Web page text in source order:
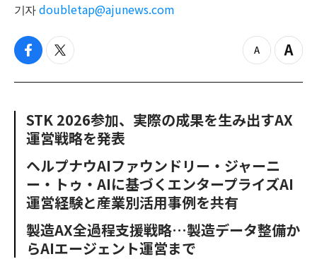
기자 doubletap@ajunews.com
f
c
o
o
t
i
e
r
z
o
u
Z
o
n
STK 2026参加、実際の成果を生み出すAX
運営戦略を発表
ヘルプナウAIファウンドリー・ジャーニ
ー・トゥ・AIに基づくエンタープライズAI
運営経験と産業別活用事例を共有
製造AX全過程支援戦略…製造データ整備か
らAIエージェント運営まで